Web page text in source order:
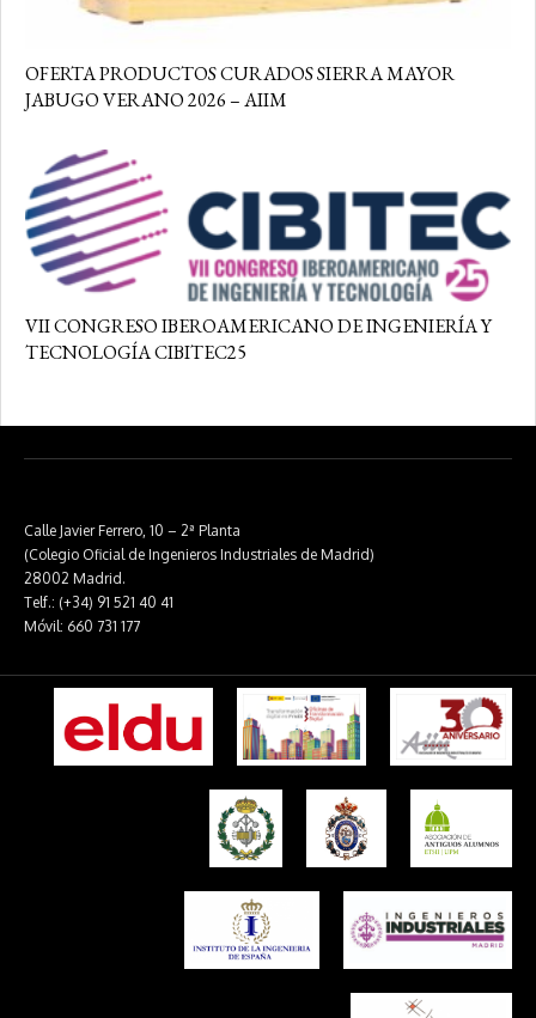
OFERTA PRODUCTOS CURADOS SIERRA MAYOR
JABUGO VERANO 2026 – AIIM
VII CONGRESO IBEROAMERICANO DE INGENIERÍA Y
TECNOLOGÍA CIBITEC25
Calle Javier Ferrero, 10 – 2ª Planta
(Colegio Oficial de Ingenieros Industriales de Madrid)
28002 Madrid.
Telf.: (+34) 91 521 40 41
Móvil: 660 731 177